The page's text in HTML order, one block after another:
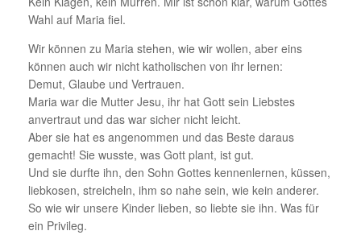
Wahl auf Maria fiel.
Wir können zu Maria stehen, wie wir wollen, aber eins
können auch wir nicht katholischen von ihr lernen:
Demut, Glaube und Vertrauen.
Maria war die Mutter Jesu, ihr hat Gott sein Liebstes
anvertraut und das war sicher nicht leicht.
Aber sie hat es angenommen und das Beste daraus
gemacht! Sie wusste, was Gott plant, ist gut.
Und sie durfte ihn, den Sohn Gottes kennenlernen, küssen,
liebkosen, streicheln, ihm so nahe sein, wie kein anderer.
So wie wir unsere Kinder lieben, so liebte sie ihn. Was für
ein Privileg.